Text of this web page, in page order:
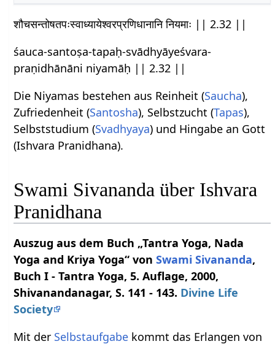
शौचसन्तोषतपःस्वाध्यायेश्वरप्रणिधानानि नियमाः || 2.32 ||
śauca-santoṣa-tapaḥ-svādhyāyeśvara-
praṇidhānāni niyamāḥ || 2.32 ||
Die Niyamas bestehen aus Reinheit (Saucha),
Zufriedenheit (Santosha), Selbstzucht (Tapas),
Selbststudium (Svadhyaya) und Hingabe an Gott
(Ishvara Pranidhana).
Swami Sivananda über Ishvara
Pranidhana
Auszug aus dem Buch „Tantra Yoga, Nada
Yoga and Kriya Yoga“ vonSwami Sivananda,
Buch I - Tantra Yoga, 5. Auflage, 2000,
Shivanandanagar, S. 141 - 143. Divine Life
Society
Mit der Selbstaufgabe kommt das Erlangen von